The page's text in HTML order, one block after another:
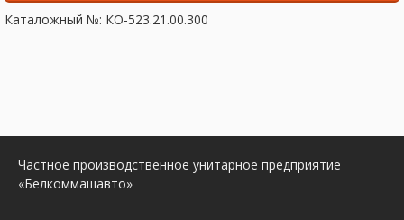
Каталожный №: КО-523.21.00.300
Частное производственное унитарное предприятие
«Белкоммашавто»